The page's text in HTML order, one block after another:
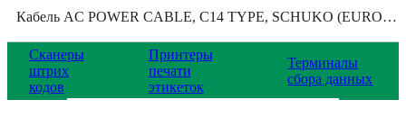
Кабель AC POWER CABLE, C14 TYPE, SCHUKO (EUROPEAN), 9000090CABLE
Сканеры
штрих
кодов
Принтеры
печати
этикеток
Терминалы
сбора данных